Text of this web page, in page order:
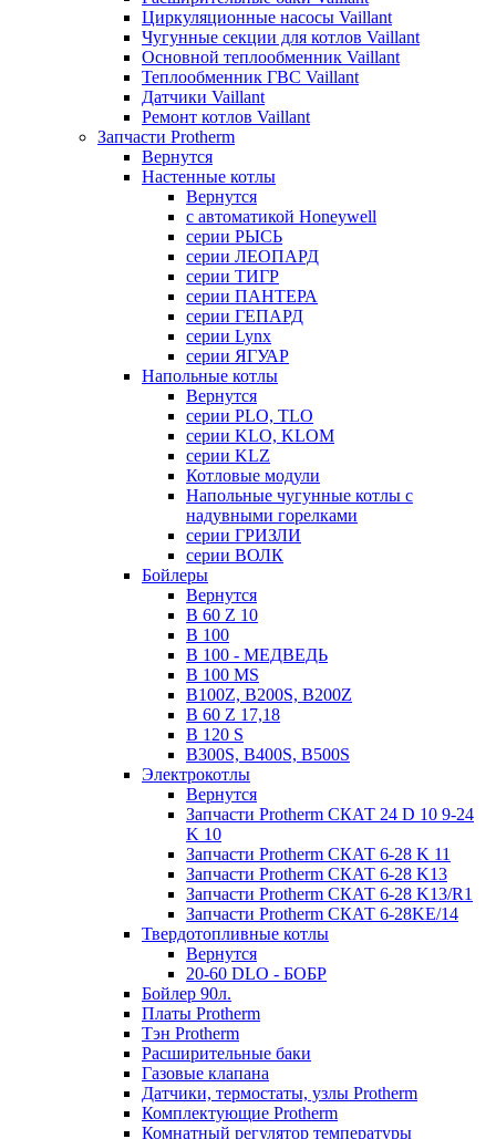
Циркуляционные насосы Vaillant
Чугунные секции для котлов Vaillant
Основной теплообменник Vaillant
Теплообменник ГВС Vaillant
Датчики Vaillant
Ремонт котлов Vaillant
Запчасти Protherm
Вернутся
Настенные котлы
Вернутся
с автоматикой Honeywell
серии РЫСЬ
серии ЛЕОПАРД
серии ТИГР
серии ПАНТЕРА
серии ГЕПАРД
серии Lynx
серии ЯГУАР
Напольные котлы
Вернутся
серии PLO, TLO
серии KLO, KLOM
серии KLZ
Котловые модули
Напольные чугунные котлы с
надувными горелками
серии ГРИЗЛИ
серии ВОЛК
Бойлеры
Вернутся
B 60 Z 10
B 100
B 100 - МЕДВЕДЬ
B 100 MS
B100Z, B200S, B200Z
B 60 Z 17,18
B 120 S
B300S, B400S, B500S
Электрокотлы
Вернутся
Запчасти Protherm СКАТ 24 D 10 9-24
K 10
Запчасти Protherm СКАТ 6-28 K 11
Запчасти Protherm СКАТ 6-28 K13
Запчасти Protherm СКАТ 6-28 K13/R1
Запчасти Protherm СКАТ 6-28KE/14
Твердотопливные котлы
Вернутся
20-60 DLO - БОБР
Бойлер 90л.
Платы Protherm
Тэн Protherm
Расширительные баки
Газовые клапана
Датчики, термостаты, узлы Protherm
Комплектующие Protherm
Комнатный регулятор температуры